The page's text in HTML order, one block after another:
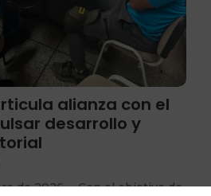
alianza con el
desarrollo y
de 2026. – Con el objetivo de